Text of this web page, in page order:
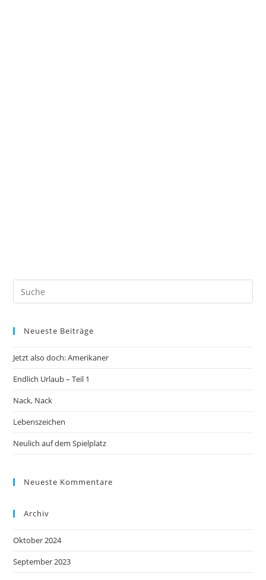
Neueste Beiträge
Jetzt also doch: Amerikaner
Endlich Urlaub – Teil 1
Nack, Nack
Lebenszeichen
Neulich auf dem Spielplatz
Neueste Kommentare
Archiv
Oktober 2024
September 2023